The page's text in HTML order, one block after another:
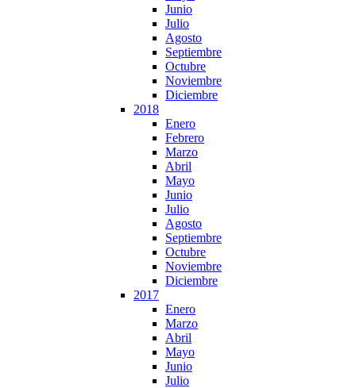
Junio
Julio
Agosto
Septiembre
Octubre
Noviembre
Diciembre
2018
Enero
Febrero
Marzo
Abril
Mayo
Junio
Julio
Agosto
Septiembre
Octubre
Noviembre
Diciembre
2017
Enero
Marzo
Abril
Mayo
Junio
Julio